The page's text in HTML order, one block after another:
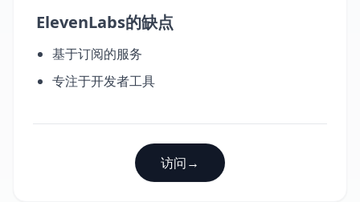
ElevenLabs的缺点
基于订阅的服务
专注于开发者工具
访问→